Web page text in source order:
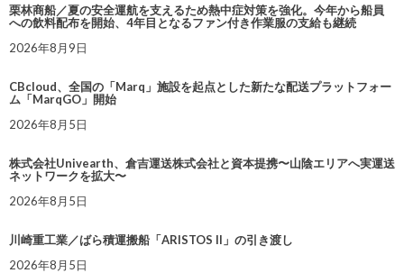
栗林商船／夏の安全運航を支えるため熱中症対策を強化。今年から船員
への飲料配布を開始、4年目となるファン付き作業服の支給も継続
2026年8月9日
CBcloud、全国の「Marq」施設を起点とした新たな配送プラットフォー
ム「MarqGO」開始
2026年8月5日
株式会社Univearth、倉吉運送株式会社と資本提携〜山陰エリアへ実運送
ネットワークを拡大〜
2026年8月5日
川崎重工業／ばら積運搬船「ARISTOS II」の引き渡し
2026年8月5日